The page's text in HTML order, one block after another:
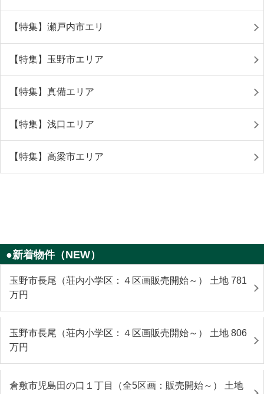
【特集】瀬戸内市エリ
【特集】玉野市エリア
【特集】真備エリア
【特集】浅口エリア
【特集】高梁市エリア
●新着物件（NEW）
玉野市長尾（荘内小学区：４区画販売開始～） 土地 781
万円
玉野市長尾（荘内小学区：４区画販売開始～） 土地 806
万円
倉敷市児島田の口１丁目（全5区画：販売開始～） 土地